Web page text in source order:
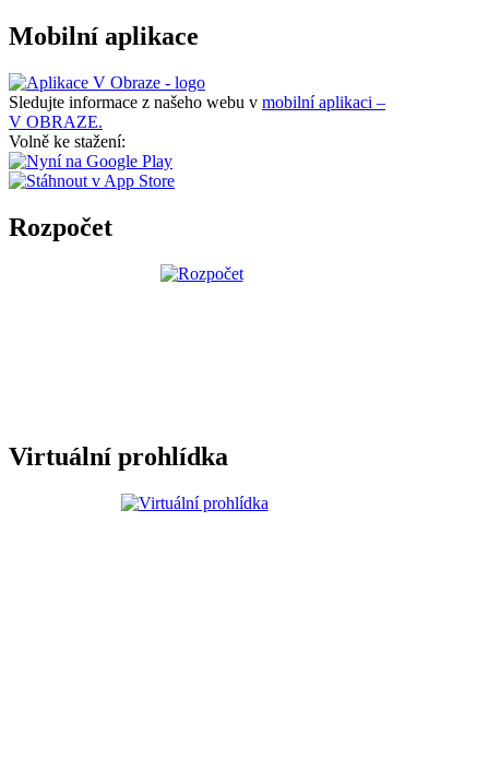
Mobilní aplikace
Sledujte informace z našeho webu v mobilní aplikaci –
V OBRAZE.
Volně ke stažení:
Rozpočet
Virtuální prohlídka